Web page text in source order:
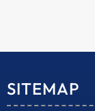
SITEMAP